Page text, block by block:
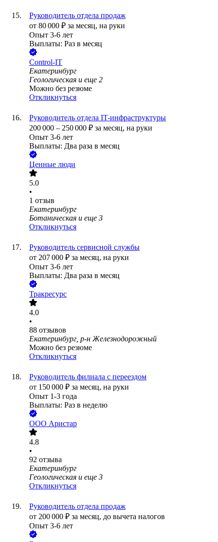
Руководитель отдела продаж
от 80 000 ₽ за месяц, на руки
Опыт 3-6 лет
Выплаты: Раз в месяц
Control-IT
Екатеринбург
Геологическая и еще 2
Можно без резюме
Откликнуться
Руководитель отдела IT-инфраструктуры
200 000 – 250 000 ₽ за месяц, на руки
Опыт 3-6 лет
Выплаты: Два раза в месяц
Ценные люди
5.0
•
1 отзыв
Екатеринбург
Ботаническая и еще 3
Откликнуться
Руководитель сервисной службы
от 207 000 ₽ за месяц, на руки
Опыт 3-6 лет
Выплаты: Два раза в месяц
Тракресурс
4.0
•
88 отзывов
Екатеринбург, р-н Железнодорожный
Можно без резюме
Откликнуться
Руководитель филиала с переездом
от 150 000 ₽ за месяц, на руки
Опыт 1-3 года
Выплаты: Раз в неделю
ООО Аристар
4.8
•
92 отзыва
Екатеринбург
Геологическая и еще 3
Откликнуться
Руководитель отдела продаж
от 200 000 ₽ за месяц, до вычета налогов
Опыт 3-6 лет